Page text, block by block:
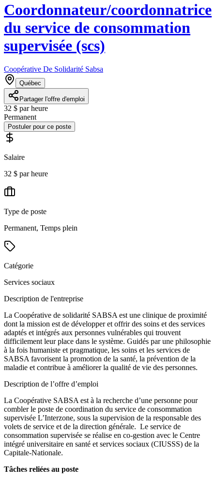
Coordonnateur/coordonnatrice
du service de consommation
supervisée (scs)
Coopérative De Solidarité Sabsa
Québec
Partager l'offre d'emploi
32 $ par heure
Permanent
Postuler pour ce poste
Salaire
32 $ par heure
Type de poste
Permanent, Temps plein
Catégorie
Services sociaux
Description de l'entreprise
La Coopérative de solidarité SABSA est une clinique de proximité
dont la mission est de développer et offrir des soins et des services
adaptés et intégrés aux personnes vulnérables qui trouvent
difficilement leur place dans le système. Guidés par une philosophie
à la fois humaniste et pragmatique, les soins et les services de
SABSA favorisent la promotion de la santé, la prévention de la
maladie et contribue à améliorer la qualité de vie des personnes.
Description de l’offre d’emploi
La Coopérative SABSA est à la recherche d’une personne pour
combler le poste de coordination du service de consommation
supervisée L’Interzone, sous la supervision de la responsable des
volets de service et de la direction générale. Le service de
consommation supervisée se réalise en co-gestion avec le Centre
intégré universitaire en santé et services sociaux (CIUSSS) de la
Capitale-Nationale.
Tâches reliées au poste